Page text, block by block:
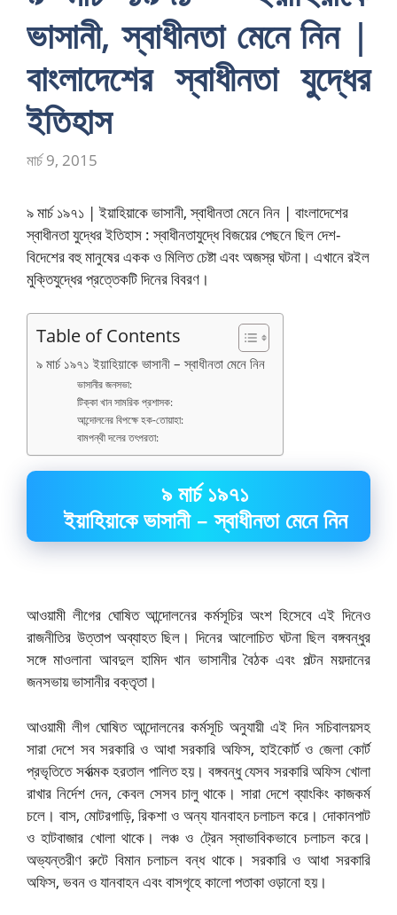
ভাসানী, স্বাধীনতা মেনে নিন |
বাংলাদেশের স্বাধীনতা যুদ্ধের
ইতিহাস
মার্চ 9, 2015
৯ মার্চ ১৯৭১ | ইয়াহিয়াকে ভাসানী, স্বাধীনতা মেনে নিন | বাংলাদেশের
স্বাধীনতা যুদ্ধের ইতিহাস : স্বাধীনতাযুদ্ধে বিজয়ের পেছনে ছিল দেশ-
বিদেশের বহু মানুষের একক ও মিলিত চেষ্টা এবং অজস্র ঘটনা। এখানে রইল
মুক্তিযুদ্ধের প্রত্তেকটি দিনের বিবরণ।
Table of Contents
৯ মার্চ ১৯৭১ ইয়াহিয়াকে ভাসানী – স্বাধীনতা মেনে নিন
ভাসানীর জনসভা:
টিক্কা খান সামরিক প্রশাসক:
আন্দোলনের বিপক্ষে হক-তোয়াহা:
বামপন্থী দলের তৎপরতা:
৯ মার্চ ১৯৭১
ইয়াহিয়াকে ভাসানী – স্বাধীনতা মেনে নিন
আওয়ামী লীগের ঘোষিত আন্দোলনের কর্মসূচির অংশ হিসেবে এই দিনেও
রাজনীতির উত্তাপ অব্যাহত ছিল। দিনের আলোচিত ঘটনা ছিল বঙ্গবন্ধুর
সঙ্গে মাওলানা আবদুল হামিদ খান ভাসানীর বৈঠক এবং পল্টন ময়দানের
জনসভায় ভাসানীর বক্তৃতা।
আওয়ামী লীগ ঘোষিত আন্দোলনের কর্মসূচি অনুযায়ী এই দিন সচিবালয়সহ
সারা দেশে সব সরকারি ও আধা সরকারি অফিস, হাইকোর্ট ও জেলা কোর্ট
প্রভৃতিতে সর্বাত্মক হরতাল পালিত হয়। বঙ্গবন্ধু যেসব সরকারি অফিস খোলা
রাখার নির্দেশ দেন, কেবল সেসব চালু থাকে। সারা দেশে ব্যাংকিং কাজকর্ম
চলে। বাস, মোটরগাড়ি, রিকশা ও অন্য যানবাহন চলাচল করে। দোকানপাট
ও হাটবাজার খোলা থাকে। লঞ্চ ও ট্রেন স্বাভাবিকভাবে চলাচল করে।
অভ্যন্তরীণ রুটে বিমান চলাচল বন্ধ থাকে। সরকারি ও আধা সরকারি
অফিস, ভবন ও যানবাহন এবং বাসগৃহে কালো পতাকা ওড়ানো হয়।